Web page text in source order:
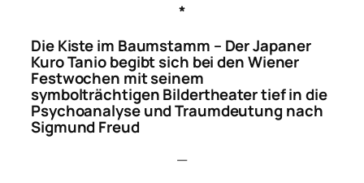
*
Die Kiste im Baumstamm – Der Japaner
Kuro Tanio begibt sich bei den Wiener
Festwochen mit seinem
symbolträchtigen Bildertheater tief in die
Psychoanalyse und Traumdeutung nach
Sigmund Freud
—